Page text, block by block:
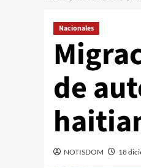
Nacionales
de
NOTISDOM 18